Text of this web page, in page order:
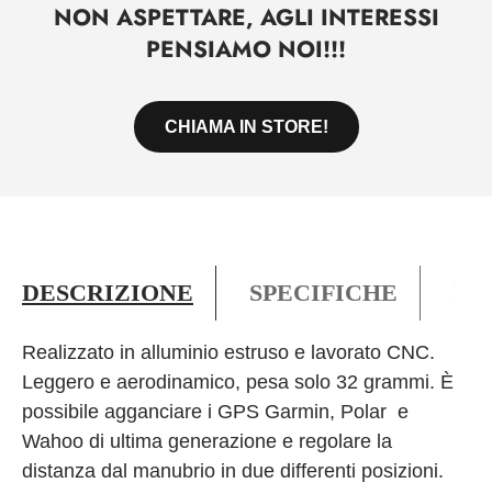
NON ASPETTARE, AGLI INTERESSI
PENSIAMO NOI!!!
CHIAMA IN STORE!
DESCRIZIONE SPECIFICHE
Realizzato in alluminio estruso e lavorato CNC.
Leggero e aerodinamico, pesa solo 32 grammi. È
possibile agganciare i GPS Garmin, Polar e
Wahoo di ultima generazione e regolare la
distanza dal manubrio in due differenti posizioni.